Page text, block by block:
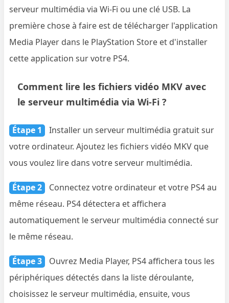
serveur multimédia via Wi-Fi ou une clé USB. La
première chose à faire est de télécharger l'application
Media Player dans le PlayStation Store et d'installer
cette application sur votre PS4.
Comment lire les fichiers vidéo MKV avec
le serveur multimédia via Wi-Fi ?
Étape 1
Installer un serveur multimédia gratuit sur
votre ordinateur. Ajoutez les fichiers vidéo MKV que
vous voulez lire dans votre serveur multimédia.
Étape 2
Connectez votre ordinateur et votre PS4 au
même réseau. PS4 détectera et affichera
automatiquement le serveur multimédia connecté sur
le même réseau.
Étape 3
Ouvrez Media Player, PS4 affichera tous les
périphériques détectés dans la liste déroulante,
choisissez le serveur multimédia, ensuite, vous